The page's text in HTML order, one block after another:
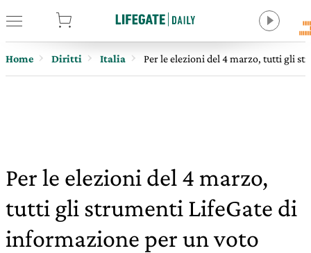
Home Diritti Italia Per le elezioni del 4 marzo, tutti gli
Per le elezioni del 4 marzo,
tutti gli strumenti LifeGate di
informazione per un voto